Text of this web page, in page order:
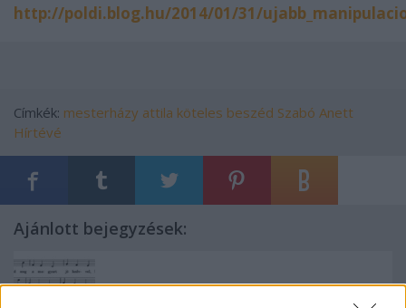
http://poldi.blog.hu/2014/01/31/
Címkék: mesterházy attila köteles beszéd Szabó Anett
Hírtévé
Ajánlott bejegyzések:
Do-re-mi